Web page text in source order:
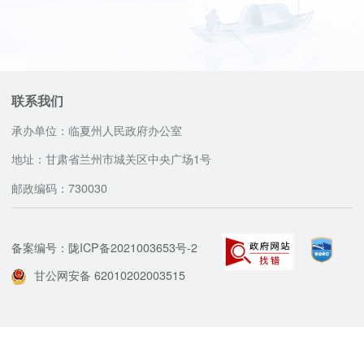
联系我们
承办单位：临夏州人民政府办公室
地址：甘肃省兰州市城关区中央广场1号
邮政编码：730030
备案编号：陇ICP备2021003653号-2
甘公网安备 62010202003515